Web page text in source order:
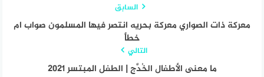
السابق
معركة ذات الصواري معركة بحريه انتصر فيها المسلمون صواب ام
خطأ
التالي
ما معنى الأطفال الخُدَّج | الطفل المبتسر 2021